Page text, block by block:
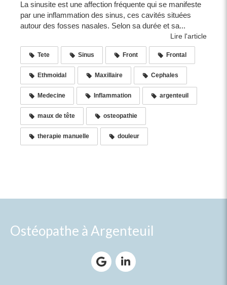
La sinusite est une affection fréquente qui se manifeste
par une inflammation des sinus, ces cavités situées
autour des fosses nasales. Selon sa durée et sa...
Lire l'article
Tete Sinus Front Frontal
Ethmoidal Maxillaire Cephales
Medecine Inflammation argenteuil
maux de tête osteopathie
therapie manuelle douleur
Ostéopathe à Argenteuil